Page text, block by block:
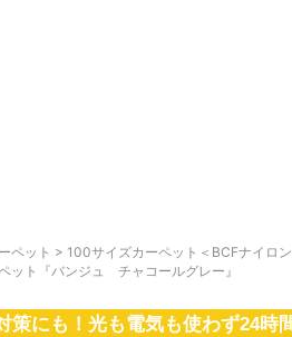
ペット > 100サイズカーペット＜BCFナイロン
ット『バンジュ チャコールグレー』
策にも！光も電気も使わず24時